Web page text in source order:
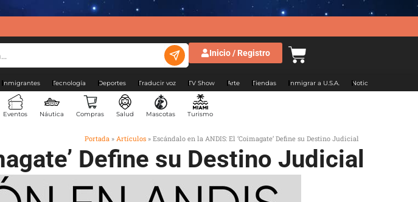
Inicio / Registro
Inmigrantes Tecnología Deportes Traducir voz TV Show Arte Tiendas Inmigrar a U.S.A. Noticias Argentina
Eventos Náutica Compras Salud Mascotas Turismo
Portada » Artículos » Escándalo en la ANDIS: El ‘Coimagate’ Define su Destino Judicial
Define su Destino Judicial